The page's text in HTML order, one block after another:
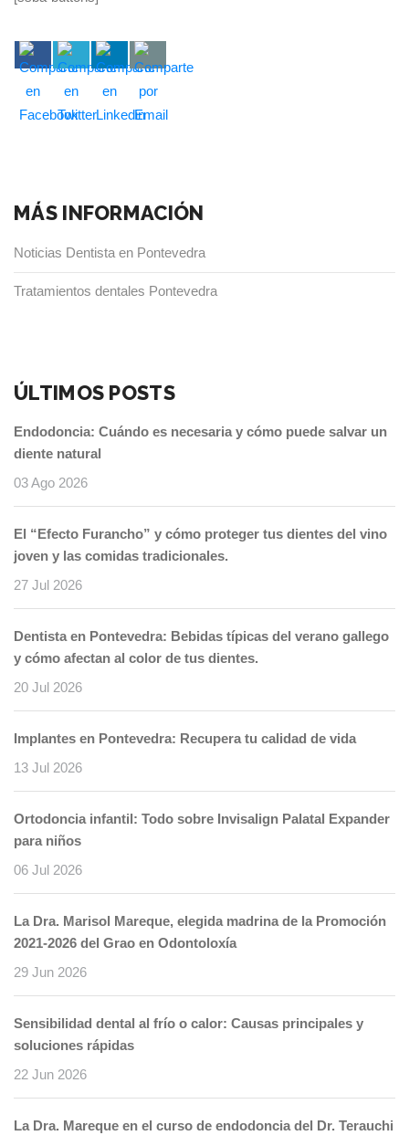
MÁS INFORMACIÓN
Noticias Dentista en Pontevedra
Tratamientos dentales Pontevedra
ÚLTIMOS POSTS
Endodoncia: Cuándo es necesaria y cómo puede salvar un
diente natural
03 Ago 2026
El “Efecto Furancho” y cómo proteger tus dientes del vino
joven y las comidas tradicionales.
27 Jul 2026
Dentista en Pontevedra: Bebidas típicas del verano gallego
y cómo afectan al color de tus dientes.
20 Jul 2026
Implantes en Pontevedra: Recupera tu calidad de vida
13 Jul 2026
Ortodoncia infantil: Todo sobre Invisalign Palatal Expander
para niños
06 Jul 2026
La Dra. Marisol Mareque, elegida madrina de la Promoción
2021-2026 del Grao en Odontoloxía
29 Jun 2026
Sensibilidad dental al frío o calor: Causas principales y
soluciones rápidas
22 Jun 2026
La Dra. Mareque en el curso de endodoncia del Dr. Terauchi